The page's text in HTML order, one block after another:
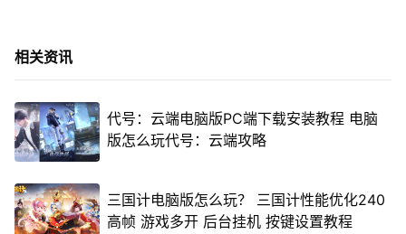
相关资讯
代号：云端电脑版PC端下载安装教程 电脑
版怎么玩代号：云端攻略
三国计电脑版怎么玩？ 三国计性能优化240
高帧 游戏多开 后台挂机 按键设置教程